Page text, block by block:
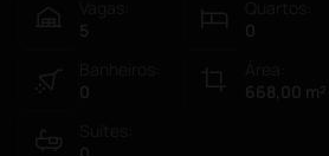
5
0
0
668,00 m²